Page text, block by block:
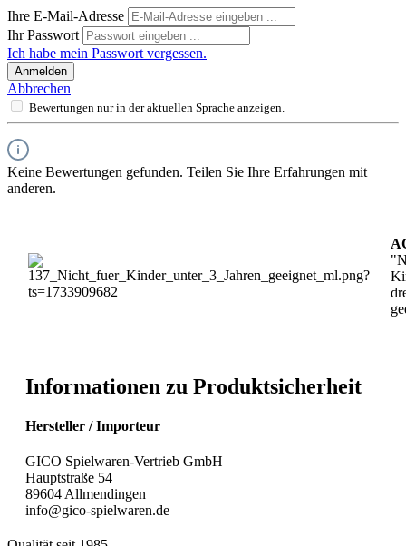
Ihre E-Mail-Adresse
Ihr Passwort
Ich habe mein Passwort vergessen.
Anmelden
Abbrechen
Bewertungen nur in der aktuellen Sprache anzeigen.
Keine Bewertungen gefunden. Teilen Sie Ihre Erfahrungen mit
anderen.
Informationen zu Produktsicherheit
Hersteller / Importeur
GICO Spielwaren-Vertrieb GmbH
Hauptstraße 54
89604 Allmendingen
info@gico-spielwaren.de